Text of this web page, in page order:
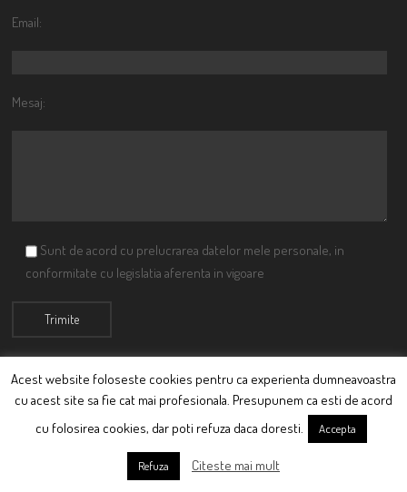
Email:
Mesaj:
Sunt de acord cu prelucrarea datelor mele personale, in
conformitate cu legislatia aferenta in vigoare
© Ciutacu 2015 Parte a Imperiului Ciutacesc.
Acest website foloseste cookies pentru ca experienta dumneavoastra
cu acest site sa fie cat mai profesionala. Presupunem ca esti de acord
cu folosirea cookies, dar poti refuza daca doresti.
Accepta
Refuza Citeste mai mult